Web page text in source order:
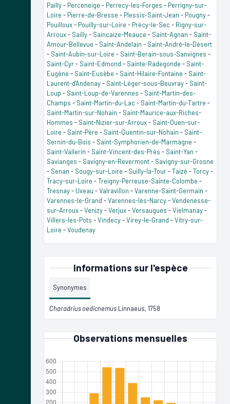
Pailly- Perceneige - Perrecy-les-Forges - Perrigny-sur-
Loire - Pierre-de-Bresse - Plessis-Saint-Jean - Pougny-
Pouilloux- Pouilly-sur-Loire - Précy-le-Sec - Rigny-sur-
Arroux- Sailly- Saincaize-Meauce - Saint-Agnan - Saint-
Amour-Bellevue - Saint-Andelain - Saint-André-le-Désert
- Saint-Aubin-sur-Loire - Saint-Berain-sous-Sanvignes -
Saint-Cyr- Saint-Edmond - Sainte-Radegonde - Saint-
Eugène - Saint-Eusèbe - Saint-Hilaire-Fontaine - Saint-
Laurent-d'Andenay- Saint-Léger-sous-Beuvray- Saint-
Loup - Saint-Loup-de-Varennes - Saint-Martin-des-
Champs - Saint-Martin-du-Lac - Saint-Martin-du-Tartre -
Saint-Martin-sur-Nohain - Saint-Maurice-aux-Riches-
Hommes - Saint-Nizier-sur-Arroux- Saint-Ouen-sur-
Loire - Saint-Père - Saint-Quentin-sur-Nohain - Saint-
Sernin-du-Bois - Saint-Symphorien-de-Marmagne -
Saint-Vallerin - Saint-Vincent-des-Prés - Saint-Yan -
Savianges - Savigny-en-Revermont- Savigny-sur-Grosne
- Senan - Sougy-sur-Loire - Suilly-la-Tour-Taizé -Torcy-
Tracy-sur-Loire -Treigny-Perreuse-Sainte-Colombe -
Tresnay- Uxeau -Valravillon -Varenne-Saint-Germain -
Varennes-le-Grand -Varennes-lès-Narcy-Vendenesse-
sur-Arroux-Venizy-Verjux-Versaugues -Vielmanay-
Villers-les-Pots -Vindecy-Virey-le-Grand -Vitry-sur-
Loire -Voudenay
Informations sur l'espèce
Synonymes
Charadrius oedicnemus Linnaeus, 1758
Observations mensuelles